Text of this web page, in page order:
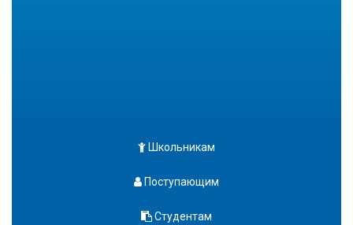
Школьникам
Поступающим
Студентам